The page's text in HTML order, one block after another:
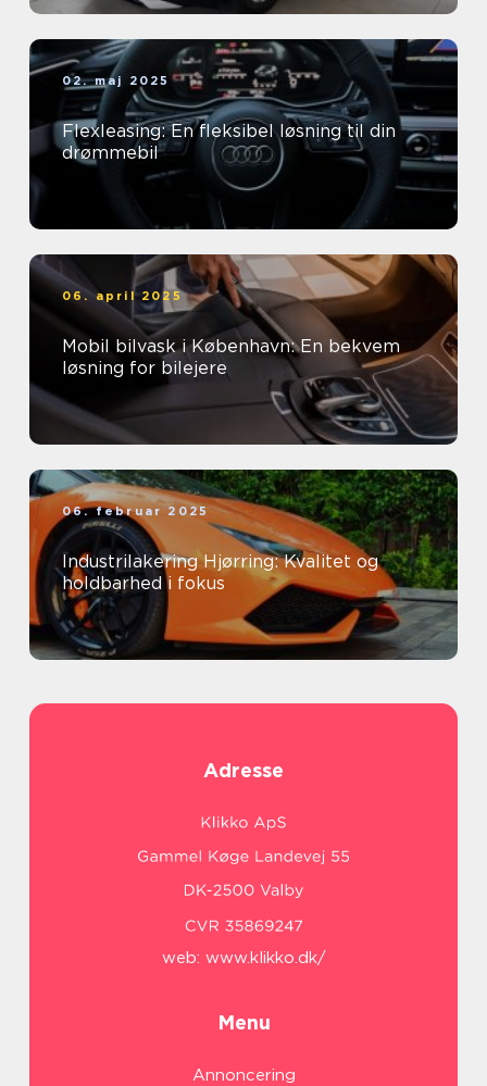
02. maj 2025
Flexleasing: En fleksibel løsning til din
drømmebil
06. april 2025
Mobil bilvask i København: En bekvem
løsning for bilejere
06. februar 2025
Industrilakering Hjørring: Kvalitet og
holdbarhed i fokus
Adresse
web: www.klikko.dk/
Menu
Annoncering